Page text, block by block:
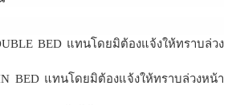
BED แทนโดยมิต้องแจ้งให้ทราบล่วง
BED แทนโดยมิต้องแจ้งให้ทราบล่วงหน้า